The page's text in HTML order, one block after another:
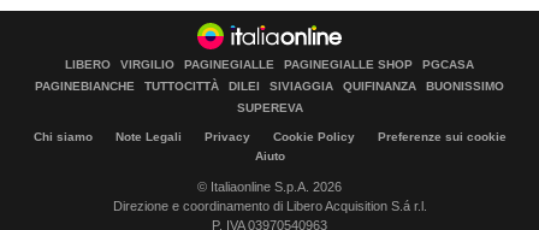
LIBERO VIRGILIO PAGINEGIALLE PAGINEGIALLE SHOP
PGCASA
PAGINEBIANCHE
TUTTOCITTÀ DILEI SIVIAGGIA QUIFINANZA
BUONISSIMO
SUPEREVA
Chi siamo Note Legali Privacy Cookie Policy
Preferenze sui cookie
Aiuto
© Italiaonline S.p.A. 2026
Direzione e coordinamento di Libero Acquisition S.á r.l.
P. IVA 03970540963